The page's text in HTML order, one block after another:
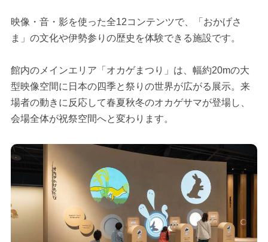
映像・音・影を使った全12コンテンツで、「おかげさ
ま」の文化や伊勢参りの歴史を体験できる施設です。
館内のメインエリア「オカゲまつり」は、幅約20mの大
型映像空間に日本の四季と祭りの世界が広がる展示。来
場者の動きに反応して春夏秋冬のオカゲサマが登場し、
会場全体が祝祭空間へと変わります。